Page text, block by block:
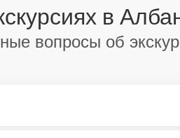
в
вопросы об